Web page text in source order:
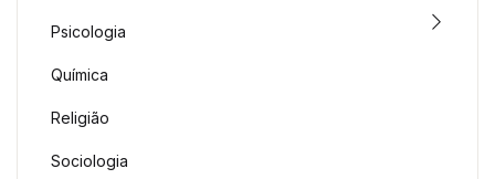
Psicologia
Química
Religião
Sociologia